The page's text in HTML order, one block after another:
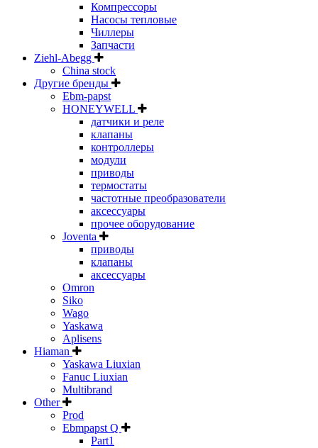
Компрессоры
Насосы тепловые
Чиллеры
Запчасти
Ziehl-Abegg
China stock
Другие бренды
Ebm-papst
HONEYWELL
датчики и реле
клапаны
контроллеры
модули
приводы
термостаты
частотные преобразователи
аксессуары
прочее оборудование
Joventa
приводы
клапаны
аксессуары
Omron
Siko
Wago
Yaskawa
Aplisens
Hiaman
Yaskawa Liuxian
Fanuc Liuxian
Multibrand
Other
Prod
Ebmpapst Q
Part1